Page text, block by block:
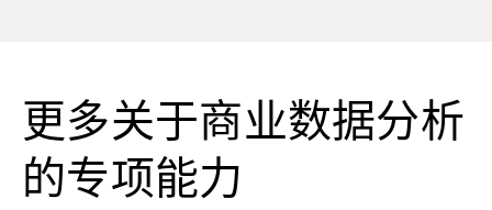
更多关于商业数据分析
的专项能力